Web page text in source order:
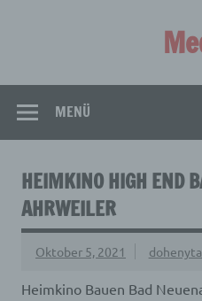
MENÜ
HEIMKINO HIGH END
AHRWEILER
Oktober 5, 2021
Heimkino Bauen Bad